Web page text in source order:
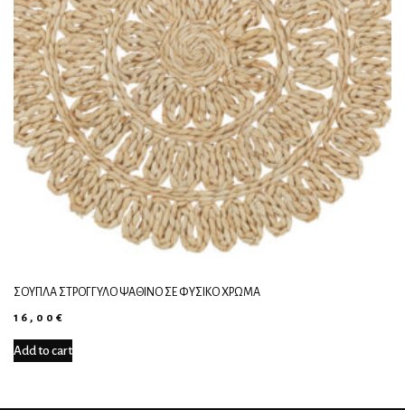
ΣΟΥΠΛΆ ΣΤΡΟΓΓΥΛΌ ΨΆΘΙΝΟ ΣΕ ΦΥΣΙΚΌ ΧΡΏΜΑ
16,00 €
Add to cart